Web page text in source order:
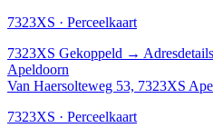
7323XS · Perceelkaart
7323XS Gekoppeld →
Apeldoorn
Van Haersolteweg 53, 7323XS
7323XS · Perceelkaart